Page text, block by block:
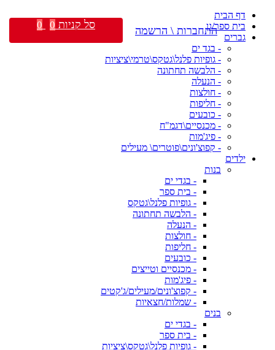
דף הבית
בית ספר/גן
גברים
- בגד ים
- גופיות פלנל\גטקס\טרמי\ציציות
- הלבשה תחתונה
- הנעלה
- חולצות
- חליפות
- כובעים
- מכנסיים\דגמ"ח
- פיג'מות
- קפוצ'ונים\פוטרים\ מעילים
ילדים
בנות
- בגדי ים
- בית ספר
- גופיות פלנל\גטקס
- הלבשה תחתונה
- הנעלה
- חולצות
- חליפות
- כובעים
- מכנסיים וטייצים
- פיג'מות
- קפוצ'ונים/מעילים/ג'קטים
- שמלות/חצאיות
בנים
- בגדי ים
- בית ספר
- גופיות פלנל\גטקס\ציציות
התחברות \ הרשמה סל קניות 0
0